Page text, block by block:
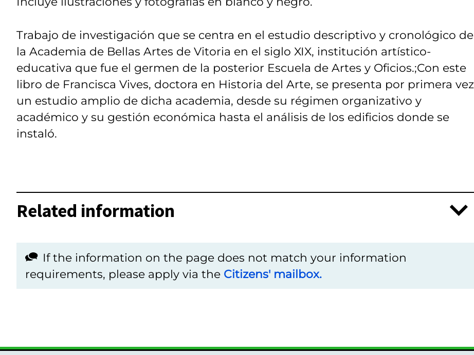
Trabajo de investigación que se centra en el estudio descriptivo y cronológico de
la Academia de Bellas Artes de Vitoria en el siglo XIX, institución artístico-
educativa que fue el germen de la posterior Escuela de Artes y Oficios.;Con este
libro de Francisca Vives, doctora en Historia del Arte, se presenta por primera vez
un estudio amplio de dicha academia, desde su régimen organizativo y
académico y su gestión económica hasta el análisis de los edificios donde se
instaló.
Related information
If the information on the page does not match your information
requirements, please apply via the Citizens' mailbox.